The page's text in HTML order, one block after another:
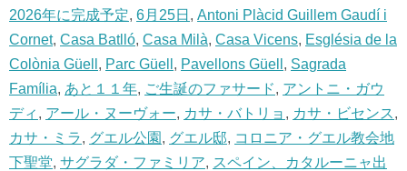
2026年に完成予定, 6月25日 , Antoni Plàcid Guillem Gaudí i
Cornet, Casa Batlló, Casa Milà, Casa Vicens, Església de la
Colònia Güell , Parc Güell , Pavellons Güell , Sagrada
Família, あと１１年, ご生誕のファサード, アントニ・ガウ
ディ , アール・ヌーヴォー, カサ・バトリョ , カサ・ビセンス,
カサ・ミラ, グエル公園 , グエル邸, コロニア・グエル教会地
下聖堂, サグラダ・ファミリア, スペイン、カタルーニャ出